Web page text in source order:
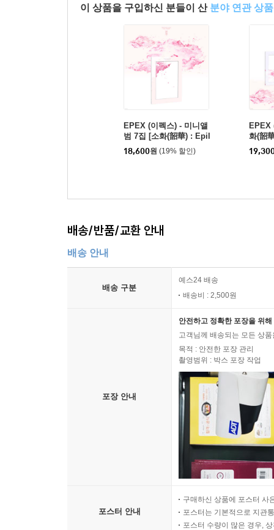
이 상품을 구입하신 분들이 산 분야 연관 상품
EPEX (이펙스) - 미니앨
범 7집 [소화(韶華) : Epil
ogue][Eighth Piece ve
r.]
18,600원 (19% 할인)
EPEX
화(韶
[2종
배송/반품/교환 안내
배송 안내
배송 구분
예스24 배송
배송비 : 2,500원
포장 안내
안전하고 정확한 포장을 위
고객님께 배송되는 모든 상
목적 : 안전한 포장 관리
촬영범위 : 박스 포장 작업
포스터 안내
구매하신 상품에 포스터 사
포스터는 기본적으로 지관
포스터 수량이 많은 경우,